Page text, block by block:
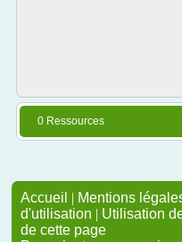
0 Ressources
Accueil | Mentions
d'utilisation | Utilisation
de cette page